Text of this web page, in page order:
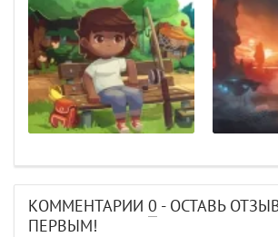
КОММЕНТАРИИ 0 - ОСТАВЬ
ПЕРВЫМ!